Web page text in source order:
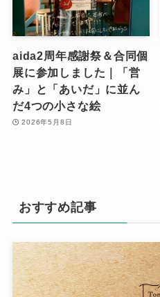
aida2周年感謝祭＆合同個
展に参加しました｜「営
み」と「あいだ」に並ん
だ4つの小さな絵
2026年5月8日
おすすめ記事